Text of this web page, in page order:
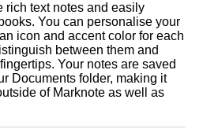
rich text notes and easily
You can personalise your
icon and accent color for each
between them and
Your notes are saved
Documents folder, making it
of Marknote as well as